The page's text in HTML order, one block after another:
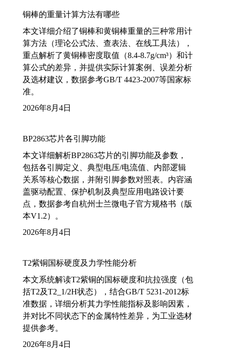
铜棒的重量计算方法有哪些
本文详细介绍了铜棒和黄铜棒重量的三种常用计
算方法（理论公式法、查表法、在线工具法），
重点解析了黄铜棒密度取值（8.4-8.7g/cm³）和计
算公式的差异，并提供实际计算案例、误差分析
及选材建议，数据参考GB/T 4423-2007等国家标
准。
2026年8月4日
BP2863芯片各引脚功能
本文详细解析BP2863芯片的引脚功能及参数，
包括各引脚定义、典型电压/电流值、内部逻辑
关系等核心数据，并附引脚参数对照表。内容涵
盖驱动配置、保护机制及典型应用电路设计要
点，数据参考自杭州士兰微电子官方规格书（版
本V1.2）。
2026年8月4日
T2紫铜国标硬度及力学性能分析
本文系统解读T2紫铜的国标硬度和抗拉强度（包
括T2及T2_1/2H状态），结合GB/T 5231-2012标
准数据，详细分析其力学性能指标及影响因素，
并对比不同状态下的金属特性差异，为工业选材
提供参考。
2026年8月4日